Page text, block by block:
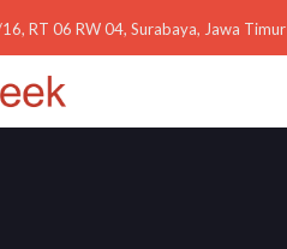
RT 06 RW 04, Surabaya, Jawa Timur